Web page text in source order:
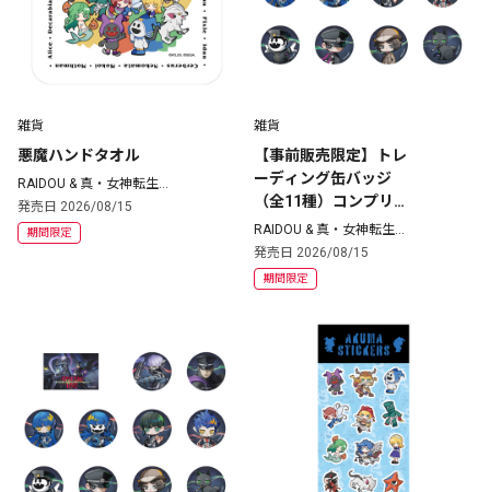
雑貨
悪魔ハンドタオル
RAIDOU & 真・女神転生
シリーズ
発売日 2026/08/15
期間限定
雑貨
【事前販売限定】トレ
ーディング缶バッジ
（全11種）コンプリ
ートセット
RAIDOU & 真・女神転生
シリーズ
発売日 2026/08/15
期間限定